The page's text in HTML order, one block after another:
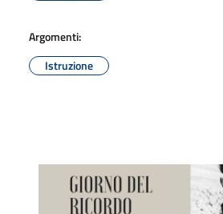
Argomenti:
Istruzione